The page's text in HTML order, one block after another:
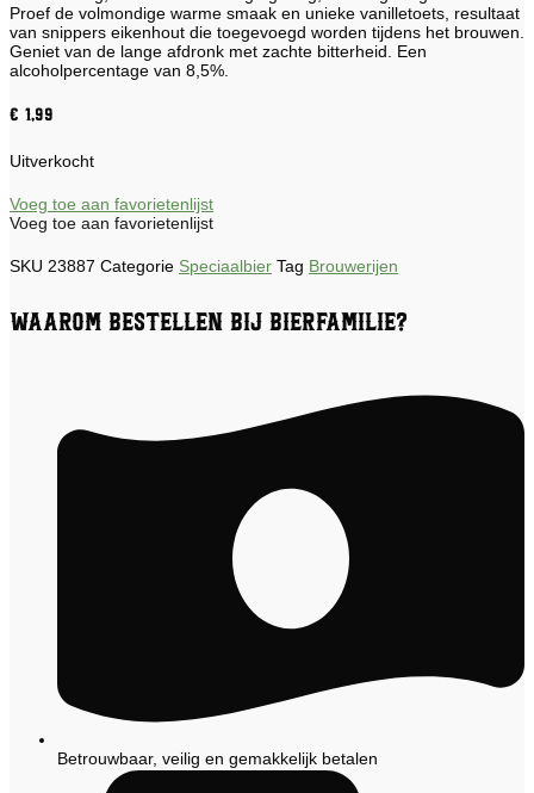
Proef de volmondige warme smaak en unieke vanilletoets, resultaat
van snippers eikenhout die toegevoegd worden tijdens het brouwen.
Geniet van de lange afdronk met zachte bitterheid. Een
alcoholpercentage van 8,5%.
€ 1,99
Uitverkocht
Voeg toe aan favorietenlijst
Voeg toe aan favorietenlijst
SKU 23887 Categorie Speciaalbier Tag Brouwerijen
Waarom bestellen bij Bierfamilie?
Betrouwbaar, veilig en gemakkelijk betalen